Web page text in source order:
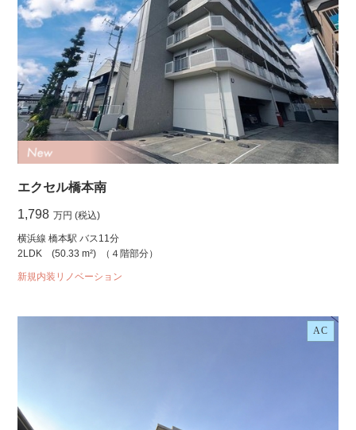
エクセル橋本南
1,798 万円 (税込)
横浜線 橋本駅 バス11分
2LDK
(50.33 m²) （４階部分）
新規内装リノベーション
AC